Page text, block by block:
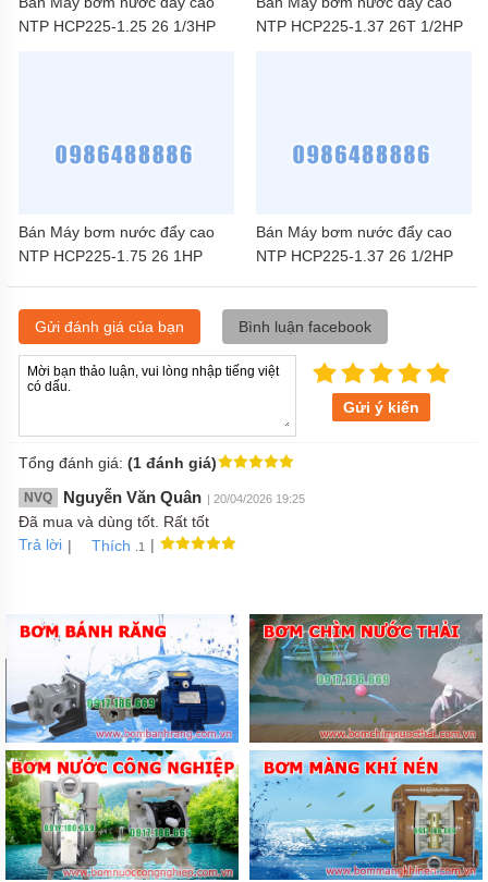
NTP HCP225-1.25 26 1/3HP
NTP HCP225-1.37 26T 1/2HP
Bán Máy bơm nước đẩy cao
NTP HCP225-1.75 26 1HP
Bán Máy bơm nước đẩy cao
NTP HCP225-1.37 26 1/2HP
Gửi đánh giá của bạn Bình luận facebook
Gửi ý kiến
Tổng đánh giá: (1 đánh giá)
NVQ Nguyễn Văn Quân | 20/04/2026 19:25
Đã mua và dùng tốt. Rất tốt
Trả lời | Thích .1 |